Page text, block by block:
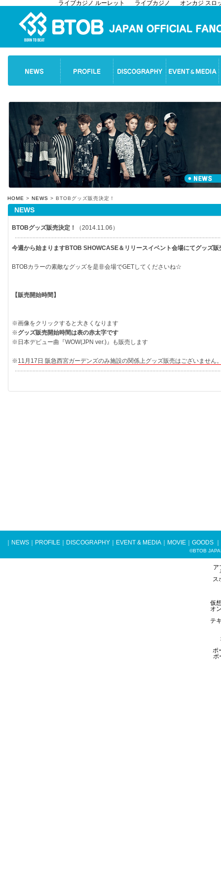
ライブカジノ ルーレット ライブカジノ オンカジ スロ
HOME >NEWS > BTOBグッズ販売決定！
NEWS
BTOBグッズ販売決定！ （2014.11.06）
今週から始まりますBTOB SHOWCASE＆リリースイベント会場にてグッズ
BTOBカラーの素敵なグッズを是非会場でGETしてくださいね☆
【販売開始時間】
※画像をクリックすると大きくなります
※グッズ販売開始時間は表の赤太字です
※日本デビュー曲『WOW(JPN ver.)』も販売します
※11月17日 阪急西宮ガーデンズのみ施設の関係上グッズ販売はございません
NEWS PROFILE DISCOGRAPHY EVENT & MEDIA MOVIE GOODS
©BTOB
ア
ス
仮
オ
テ
ポ
ポ